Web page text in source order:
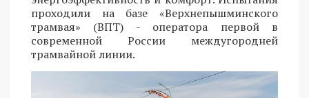
проходили на базе «Верхнепышминского
трамвая» (ВПТ) - оператора первой в
современной России междугородней
трамвайной линии.